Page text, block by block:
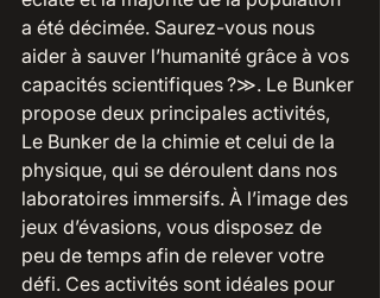
a été décimée. Saurez-vous nous
aider à sauver l’humanité grâce à vos
capacités scientifiques ?≫. Le Bunker
propose deux principales activités,
Le Bunker de la chimie et celui de la
physique, qui se déroulent dans nos
laboratoires immersifs. À l’image des
jeux d’évasions, vous disposez de
peu de temps afin de relever votre
défi. Ces activités sont idéales pour